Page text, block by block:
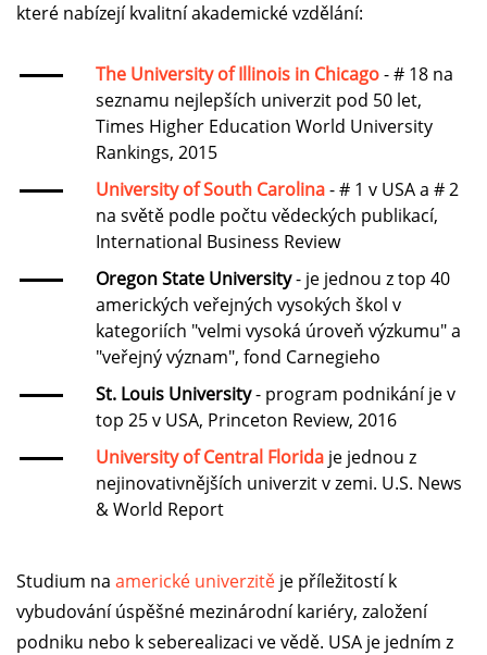
které nabízejí kvalitní akademické vzdělání:
The University of Illinois in Chicago- # 18 na
seznamu nejlepších univerzit pod 50 let,
Times Higher Education World University
Rankings, 2015
University of South Carolina- # 1 v USA a # 2
na světě podle počtu vědeckých publikací,
International Business Review
Oregon State University- je jednou z top 40
amerických veřejných vysokých škol v
kategoriích "velmi vysoká úroveň výzkumu" a
"veřejný význam", fond Carnegieho
St. Louis University- program podnikání je v
top 25 v USA, Princeton Review, 2016
University of Central Florida je jednou z
nejinovativnějších univerzit v zemi. U.S. News
& World Report
Studium na americké univerzitě je příležitostí k
vybudování úspěšné mezinárodní kariéry, založení
podniku nebo k seberealizaci ve vědě. USA je jedním z